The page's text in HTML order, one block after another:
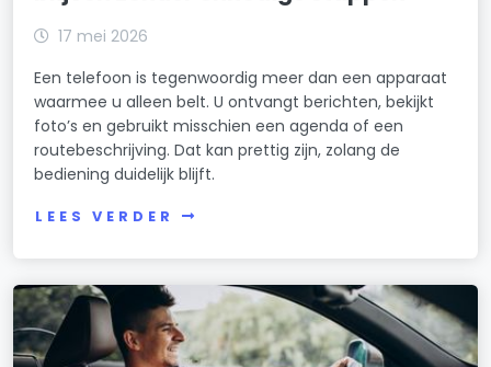
17 mei 2026
Een telefoon is tegenwoordig meer dan een apparaat
waarmee u alleen belt. U ontvangt berichten, bekijkt
foto’s en gebruikt misschien een agenda of een
routebeschrijving. Dat kan prettig zijn, zolang de
bediening duidelijk blijft.
LEES VERDER